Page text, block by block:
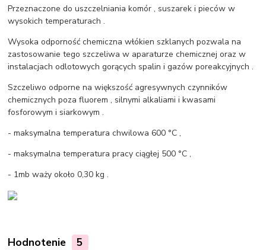
Przeznaczone do uszczelniania komór , suszarek i pieców w
wysokich temperaturach .
Wysoka odporność chemiczna włókien szklanych pozwala na
zastosowanie tego szczeliwa w aparaturze chemicznej oraz w
instalacjach odlotowych gorących spalin i gazów poreakcyjnych .
Szczeliwo odporne na większość agresywnych czynników
chemicznych poza fluorem , silnymi alkaliami i kwasami
fosforowym i siarkowym .
- maksymalna temperatura chwilowa 600 °C ,
- maksymalna temperatura pracy ciągłej 500 °C ,
- 1mb waży około 0,30 kg .
Hodnotenie 5